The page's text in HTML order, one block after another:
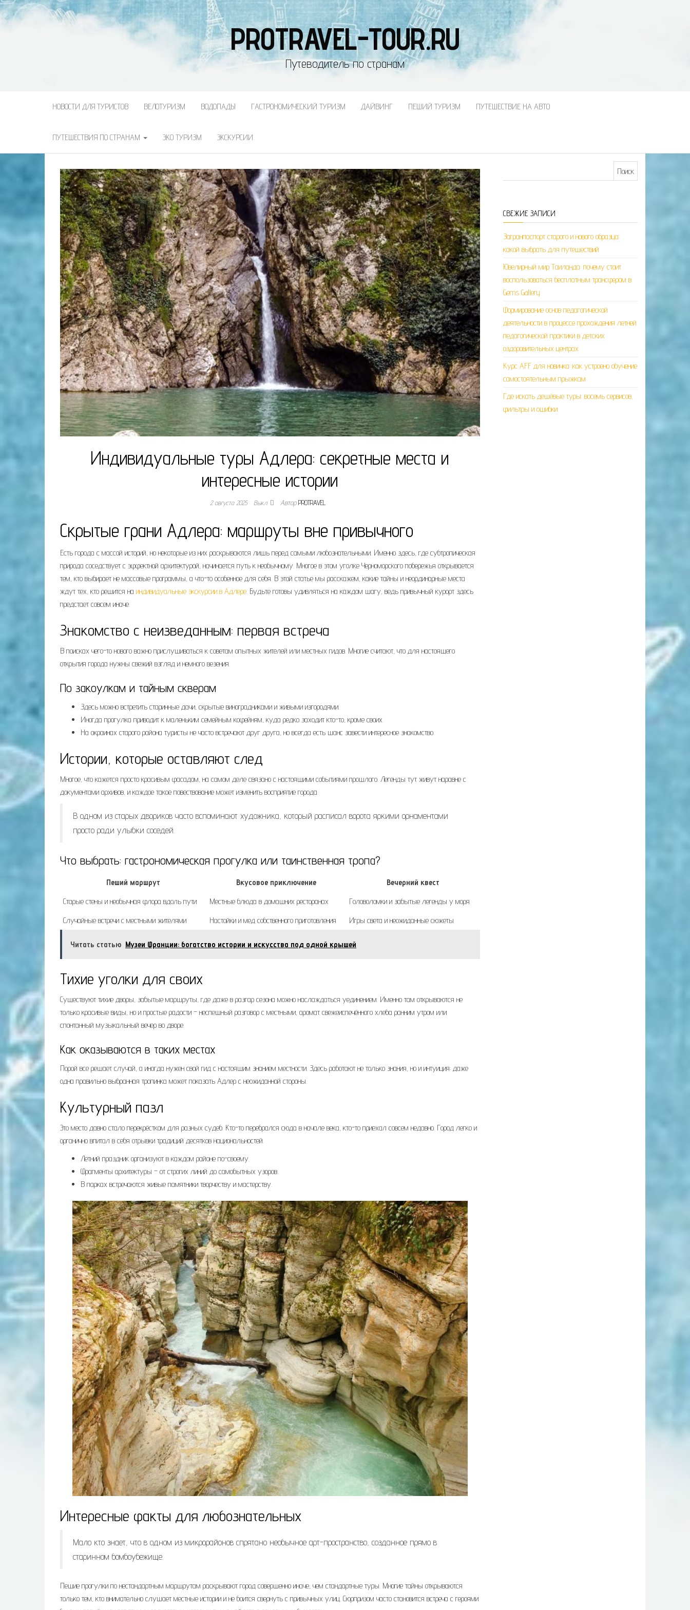
PROTRAVEL-TOUR.RU
Путеводитель по странам
НОВОСТИ ДЛЯ ТУРИСТОВ ВЕЛОТУРИЗМ ВОДОПАДЫ ГАСТРОНОМИЧЕСКИЙ ТУРИЗМ ДАЙВИНГ ПЕШИЙ ТУРИЗМ ПУТЕШЕСТВИЕ НА АВТО
ПУТЕШЕСТВИЯ ПО СТРАНАМ ЭКО ТУРИЗМ ЭКСКУРСИИ
Индивидуальные туры Адлера: секретные места и
интересные истории
2 августа 2025 Выкл. АвторPROTRAVEL
Скрытые грани Адлера: маршруты вне привычного
Есть города с массой историй, но некоторые из них раскрываются лишь перед самыми любознательными. Именно здесь, где субтропическая
природа соседствует с эффектной архитектурой, начинается путь к необычному. Многое в этом уголке Черноморского побережья открывается
тем, кто выбирает не массовые программы, а что-то особенное для себя. В этой статье мы расскажем, какие тайны и неординарные места
ждут тех, кто решится на индивидуальные экскурсии в Адлере. Будьте готовы удивляться на каждом шагу, ведь привычный курорт здесь
предстает совсем иначе.
Знакомство с неизведанным: первая встреча
В поисках чего-то нового важно прислушиваться к советам опытных жителей или местных гидов. Многие считают, что для настоящего
открытия города нужны свежий взгляд и немного везения.
По закоулкам и тайным скверам
Здесь можно встретить старинные дачи, скрытые виноградниками и живыми изгородями.
Иногда прогулка приводит к маленьким семейным кофейням, куда редко заходит кто-то, кроме своих.
На окраинах старого района туристы не часто встречают друг друга, но всегда есть шанс завести интересное знакомство.
Истории, которые оставляют след
Многое, что кажется просто красивым фасадом, на самом деле связано с настоящими событиями прошлого. Легенды тут живут наравне с
документами архивов, и каждое такое повествование может изменить восприятие города.
В одном из старых двориков часто вспоминают художника, который расписал ворота яркими орнаментами
просто ради улыбки соседей.
Что выбрать: гастрономическая прогулка или таинственная тропа?
Пеший маршрут Вкусовое приключение
Вечерний квест
Старые стены и необычная флора вдоль пути
Местные блюда в домашних ресторанах
Головоломки и забытые легенды у моря
Случайные встречи с местными жителями
Настойки и мед собственного приготовления Игры света и неожиданные сюжеты
Читать статью Музеи Франции: богатство истории и искусства под одной крышей
Тихие уголки для своих
Существуют тихие дворы, забытые маршруты, где даже в разгар сезона можно наслаждаться уединением. Именно там открываются не
только красивые виды, но и простые радости – неспешный разговор с местными, аромат свежеиспечённого хлеба ранним утром или
спонтанный музыкальный вечер во дворе.
Как оказываются в таких местах
Порой все решает случай, а иногда нужен свой гид с настоящим знанием местности. Здесь работают не только знания, но и интуиция: даже
одна правильно выбранная тропинка может показать Адлер с неожиданной стороны.
Культурный пазл
Это место давно стало перекрёстком для разных судеб. Кто-то перебрался сюда в начале века, кто-то приехал совсем недавно. Город легко и
органично впитал в себя отрывки традиций десятков национальностей.
Летний праздник организуют в каждом районе по-своему.
Фрагменты архитектуры – от строгих линий до самобытных узоров.
В парках встречаются живые памятники творчеству и мастерству.
Интересные факты для любознательных
Мало кто знает, что в одном из микрорайонов спрятано необычное арт-пространство, созданное прямо в
старинном бомбоубежище.
Пешие прогулки по нестандартным маршрутам раскрывают город совершенно иначе, чем стандартные туры. Многие тайны открываются
только тем, кто внимательно слушает местные истории и не боится свернуть с привычных улиц. Сюрпризом часто становится встреча с героями
СВЕЖИЕ ЗАПИСИ
Загранпаспорт старого и нового образца:
какой выбрать для путешествий
Ювелирный мир Таиланда: почему стоит
воспользоваться бесплатным трансфером в
Gems Gallery
Формирование основ педагогической
деятельности в процессе прохождения летней
педагогической практики в детских
оздоровительных центрах
Курс AFF для новичка: как устроено обучение
самостоятельным прыжкам
Где искать дешёвые туры: восемь сервисов,
фильтры и ошибки